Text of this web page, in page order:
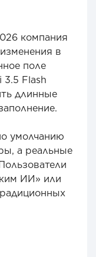
компания
в
поле
3.5 Flash
длинные
умолчанию
а реальные
ИИ» или